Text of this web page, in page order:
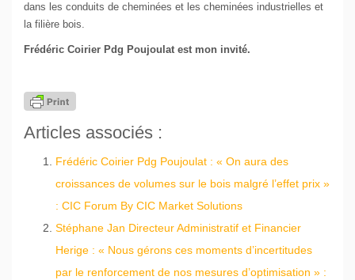
dans les conduits de cheminées et les cheminées industrielles et
la filière bois.
Frédéric Coirier Pdg Poujoulat est mon invité.
Articles associés :
Frédéric Coirier Pdg Poujoulat : « On aura des
croissances de volumes sur le bois malgré l’effet prix »
: CIC Forum By CIC Market Solutions
Stéphane Jan Directeur Administratif et Financier
Herige : « Nous gérons ces moments d’incertitudes
par le renforcement de nos mesures d’optimisation » :